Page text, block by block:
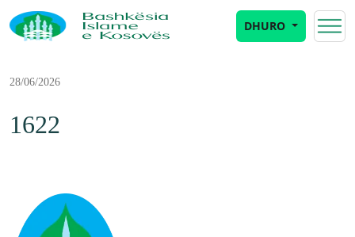
DHURO
28/06/2026
1622